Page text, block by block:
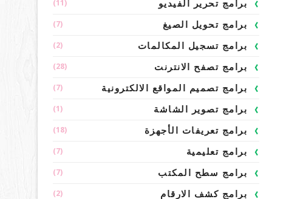
برامج تحرير الفيديو (11)
برامج تحويل الصيغ (7)
برامج تسجيل المكالمات (2)
برامج تصفح الانترنت (28)
برامج تصميم المواقع الالكترونية (7)
برامج تصوير الشاشة (1)
برامج تعريفات الأجهزة (18)
برامج تعليمية (7)
برامج سطح المكتب (7)
برامج كشف الارقام (2)